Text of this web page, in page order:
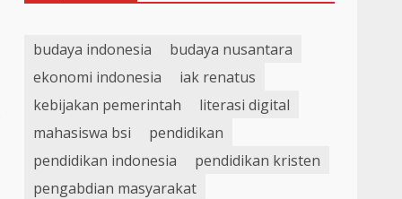
budaya indonesia
budaya nusantara
ekonomi indonesia
iak renatus
kebijakan pemerintah
literasi digital
mahasiswa bsi
pendidikan
pendidikan indonesia
pendidikan kristen
pengabdian masyarakat